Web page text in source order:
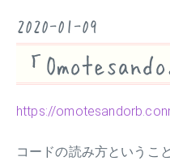
2020-01-09
「
https://
コードの読み方というこ